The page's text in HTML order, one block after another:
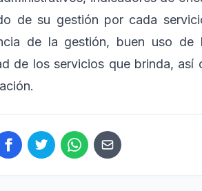
de su gestión por cada
de la gestión, buen uso
de los servicios que brinda,